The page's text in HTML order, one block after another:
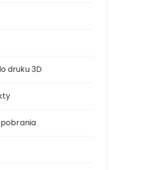
druku 3D
pobrania